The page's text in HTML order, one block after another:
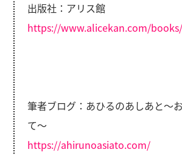
出版社：アリス館
https://www.alicekan.com/
筆者ブログ：あひるのあしあと～
て～
https://ahirunoasiato.com/